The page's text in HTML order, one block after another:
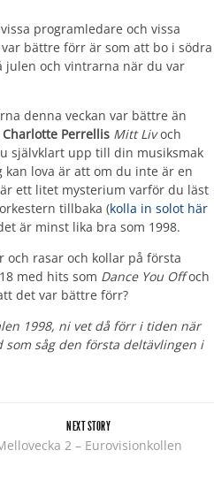
programledare och vissa
bättre förr är som att bo i södra
julen och vintrarna när du var
denna veckan var bättre än
Charlotte Perrellis Mitt Livoch
självklart upp till din musiksmak
kan lova är att om du inte är en
ett litet mysterium varför du läst
tillbaka (kolla in solot här
är minst lika bra som 1998.
rasar och kollar på första
med hits som Dance You Offoch
det var bättre förr?
1998, ni vet då förr i tiden när
som såg den första deltävlingen i
NEXT STORY
2 – Eurovisionkollen